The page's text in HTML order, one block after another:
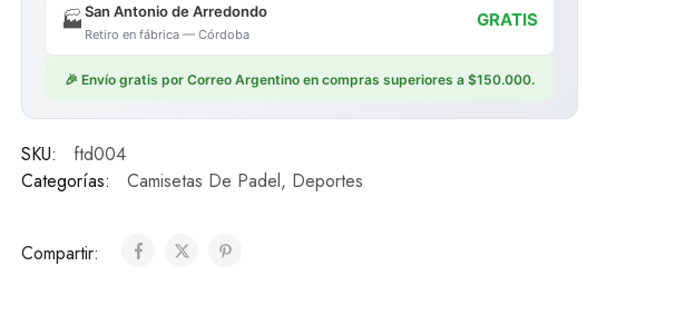
🏭San Antonio de Arredondo
Retiro en fábrica — Córdoba
GRATIS
🎉 Envío gratis por Correo Argentino en compras superiores a $150.000.
SKU:
ftd004
Categorías:
Camisetas De Padel, Deportes
Compartir: